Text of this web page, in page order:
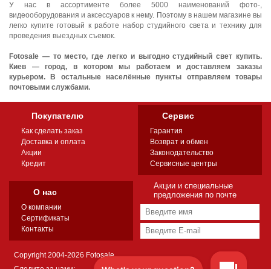
У нас в ассортименте более 5000 наименований фото-,
видеооборудования и аксессуаров к нему. Поэтому в нашем магазине вы
легко купите готовый к работе набор студийного света и технику для
проведения выездных съемок.
Fotosale — то место, где легко и выгодно студийный свет купить.
Киев — город, в котором мы работаем и доставляем заказы
курьером. В остальные населённые пункты отправляем товары
почтовыми службами.
Покупателю
Как сделать заказ
Доставка и оплата
Акции
Кредит
Сервис
Гарантия
Возврат и обмен
Законодательство
Сервисные центры
О нас
О компании
Сертификаты
Контакты
Акции и специальные
предложения по почте
Copyright 2004-2026 Fotosale